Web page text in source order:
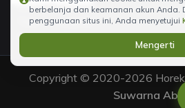
Copyright © 2020-2026
Suwarna
berbelanja dan keamanan akun Anda.
penggunaan situs ini, Anda menyetujui
Mengerti